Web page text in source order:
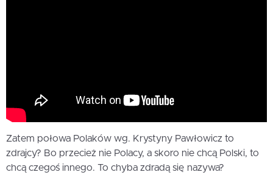
Zatem połowa Polaków wg. Krystyny Pawłowicz to
zdrajcy? Bo przecież nie Polacy, a skoro nie chcą Polski, to
chcą czegoś innego. To chyba zdradą się nazywa?